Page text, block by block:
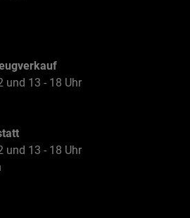
und 13 - 18 Uhr
und 13 - 18 Uhr